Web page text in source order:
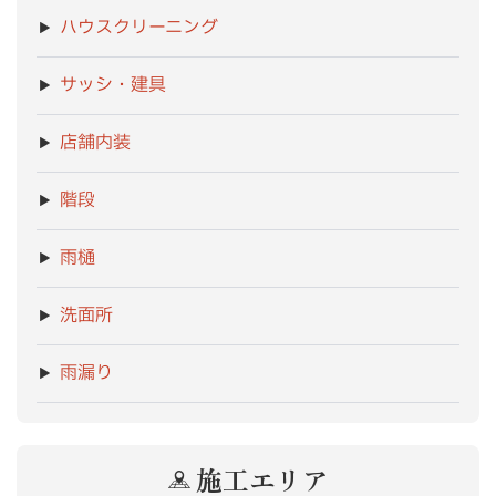
ハウスクリーニング
サッシ・建具
店舗内装
階段
雨樋
洗面所
雨漏り
施工エリア